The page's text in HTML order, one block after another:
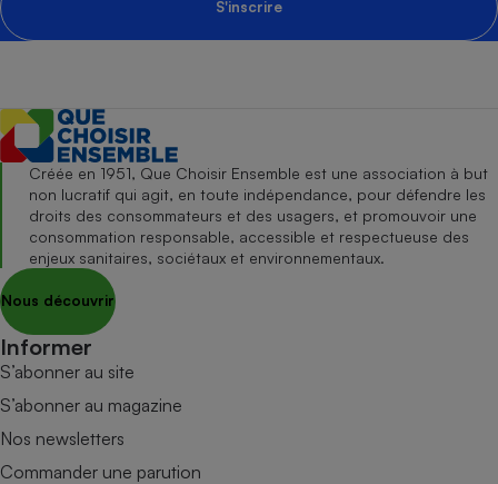
S'inscrire
Créée en 1951, Que Choisir Ensemble est une association à but
non lucratif qui agit, en toute indépendance, pour défendre les
droits des consommateurs et des usagers, et promouvoir une
consommation responsable, accessible et respectueuse des
enjeux sanitaires, sociétaux et environnementaux.
Nous découvrir
Informer
S’abonner au site
S’abonner au magazine
Nos newsletters
Commander une parution